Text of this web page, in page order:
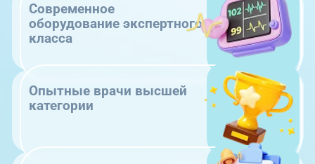
Современное
оборудование экспертного
класса
Опытные врачи высшей
категории